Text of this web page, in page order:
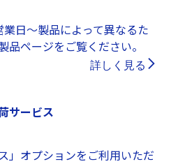
日～製品によって異なるた
品ページをご覧ください。
詳しく見る
サービス
」オプションをご利用いただ